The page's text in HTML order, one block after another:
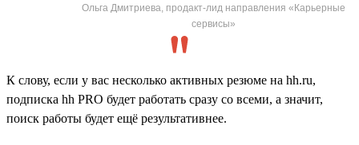
Ольга Дмитриева, продакт-лид направления «Карьерные
сервисы»
К слову, если у вас несколько активных резюме на hh.ru,
подписка hh PRO будет работать сразу со всеми, а значит,
поиск работы будет ещё результативнее.